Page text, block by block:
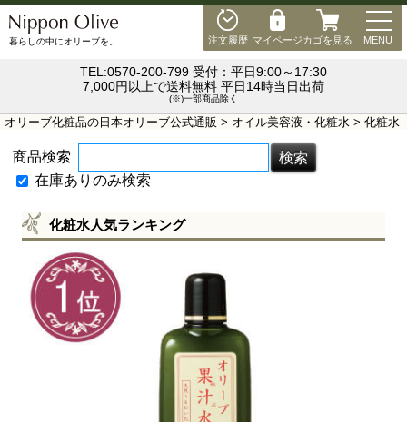
注文履歴 マイページカゴを見る MENU
暮らしの中にオリーブを。
TEL:0570-200-799 受付：平日9:00～17:30
7,000円以上で送料無料 平日14時当日出荷
(※)一部商品除く
オリーブ化粧品の日本オリーブ公式通販 > オイル美容液・化粧水 > 化粧水
商品検索
在庫ありのみ検索
化粧水人気ランキング